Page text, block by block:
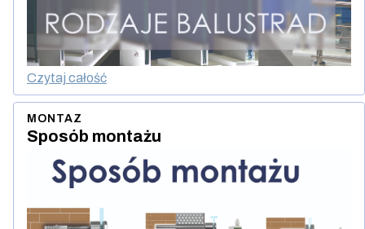
Czytaj całość
MONTAZ
Sposób montażu